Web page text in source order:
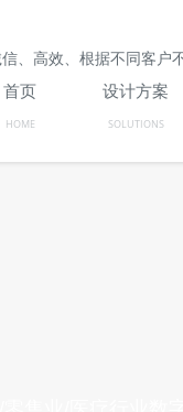
、高效、根据不同客
首页
HOME
设计方案
SOLUTIONS